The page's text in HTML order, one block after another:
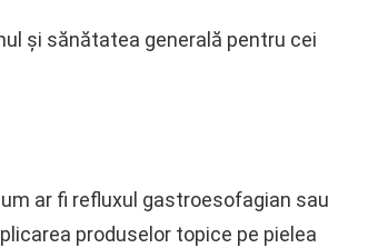
și sănătatea generală pentru cei
ar fi refluxul gastroesofagian sau
produselor topice pe pielea